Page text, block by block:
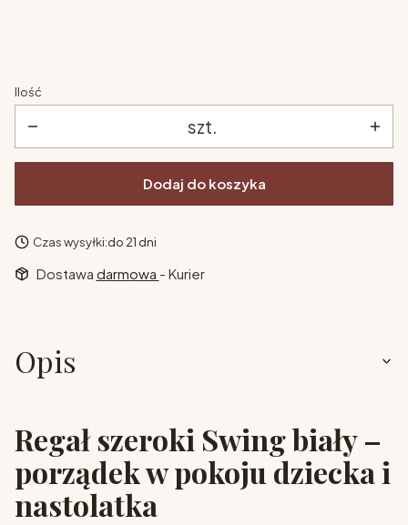
Ilość
szt.
Dodaj do koszyka
Czas wysyłki:do 21 dni
Dostawa darmowa - Kurier
Opis
Regał szeroki Swing biały –
porządek w pokoju dziecka i
nastolatka